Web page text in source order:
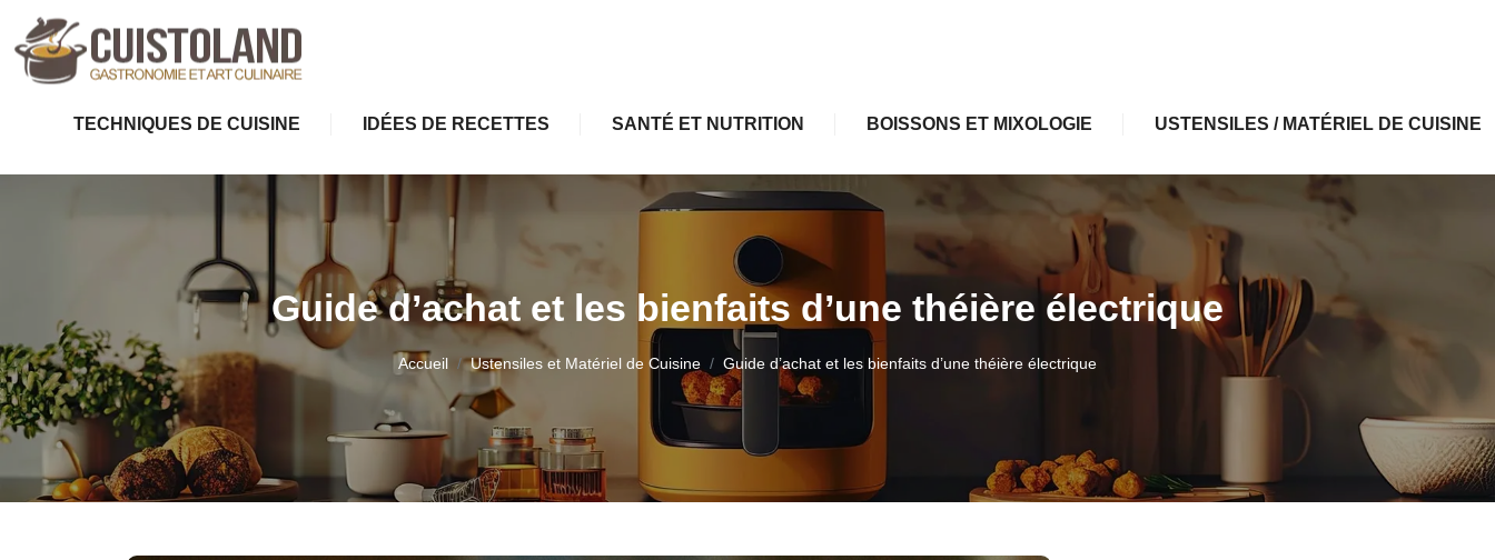
TECHNIQUES DE CUISINE IDÉES DE RECETTES SANTÉ ET NUTRITION BOISSONS ET MIXOLOGIE USTENSILES / MATÉRIEL DE CUISINE
Guide d’achat et les bienfaits d’une théière électrique
Accueil Ustensiles et Matériel de Cuisine Guide d’achat et les bienfaits d’une théière électrique